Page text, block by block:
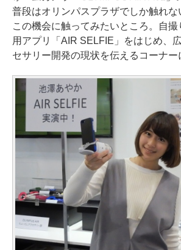
普段はオリンパスプラザでしか触れな
この機会に触ってみたいところ。自
用アプリ「AIR SELFIE」をはじめ、
セサリー開発の現状を伝えるコーナー